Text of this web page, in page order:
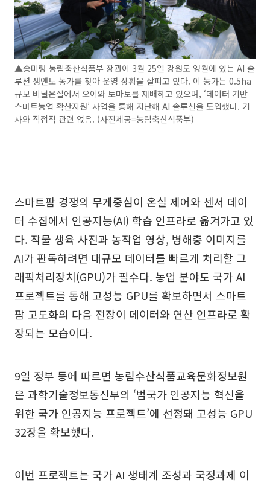
▲송미령 농림축산식품부 장관이 3월 25일 강원도 영월에 있는 AI 솔
루션 생앤토 농가를 찾아 운영 상황을 살피고 있다. 이 농가는 0.5ha
규모 비닐온실에서 오이와 토마토를 재배하고 있으며, ‘데이터 기반
스마트농업 확산지원’ 사업을 통해 지난해 AI 솔루션을 도입했다. 기
사와 직접적 관련 없음. (사진제공=농림축산식품부)
스마트팜 경쟁의 무게중심이 온실 제어와 센서 데이
터 수집에서 인공지능(AI) 학습 인프라로 옮겨가고 있
다. 작물 생육 사진과 농작업 영상, 병해충 이미지를
AI가 판독하려면 대규모 데이터를 빠르게 처리할 그
래픽처리장치(GPU)가 필수다. 농업 분야도 국가 AI
프로젝트를 통해 고성능 GPU를 확보하면서 스마트
팜 고도화의 다음 전장이 데이터와 연산 인프라로 확
장되는 모습이다.
9일 정부 등에 따르면 농림수산식품교육문화정보원
은 과학기술정보통신부의 ‘범국가 인공지능 혁신을
위한 국가 인공지능 프로젝트’에 선정돼 고성능 GPU
32장을 확보했다.
이번 프로젝트는 국가 AI 생태계 조성과 국정과제 이